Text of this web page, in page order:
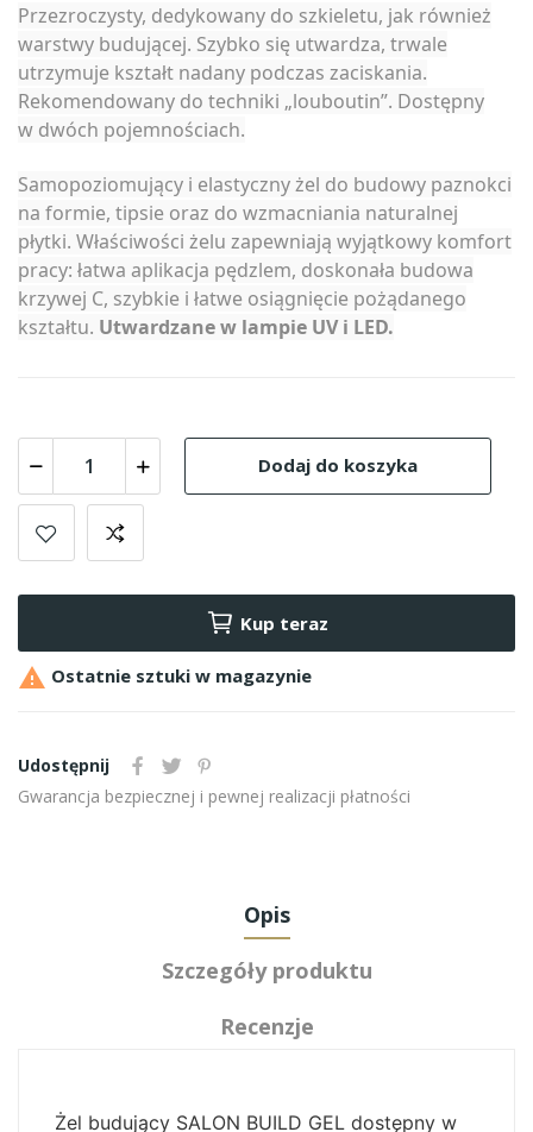
Przezroczysty, dedykowany do szkieletu, jak również
warstwy budującej. Szybko się utwardza, trwale
utrzymuje kształt nadany podczas zaciskania.
Rekomendowany do techniki „louboutin”. Dostępny
w dwóch pojemnościach.
Samopoziomujący i elastyczny żel do budowy paznokci
na formie, tipsie oraz do wzmacniania naturalnej
płytki. Właściwości żelu zapewniają wyjątkowy komfort
pracy: łatwa aplikacja pędzlem, doskonała budowa
krzywej C, szybkie i łatwe osiągnięcie pożądanego
kształtu. Utwardzane w lampie UV i LED.
Dodaj do koszyka
Kup teraz
 Ostatnie sztuki w magazynie
Udostępnij
Gwarancja bezpiecznej i pewnej realizacji płatności
Opis
Szczegóły produktu
Recenzje
Żel budujący SALON BUILD GEL dostępny w